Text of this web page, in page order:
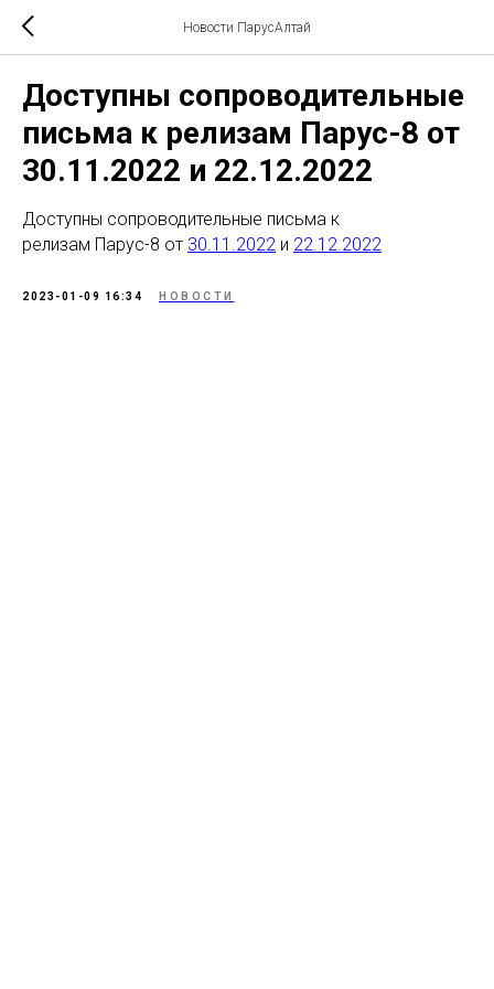
Новости ПарусАлтай
Доступны сопроводительные
письма к релизам Парус-8 от
30.11.2022 и 22.12.2022
Доступны сопроводительные письма к
релизам Парус-8 от 30.11.2022 и 22.12.2022
2023-01-09 16:34 НОВОСТИ